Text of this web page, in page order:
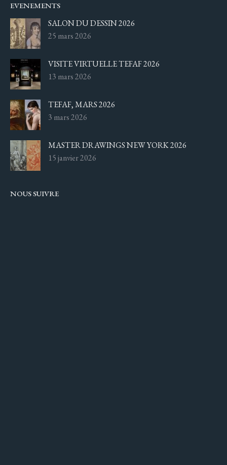
EVENEMENTS
SALON DU DESSIN 2026
25 mars 2026
VISITE VIRTUELLE TEFAF 2026
13 mars 2026
TEFAF, MARS 2026
3 mars 2026
MASTER DRAWINGS NEW YORK 2026
15 janvier 2026
NOUS SUIVRE